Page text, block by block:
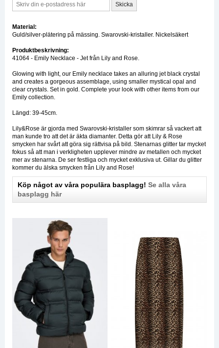
Material:
Guld/silver-plätering på mässing. Swarovski-kristaller. Nickelsäkert
Produktbeskrivning:
41064 - Emily Necklace - Jet från Lily and Rose.
Glowing with light, our Emily necklace takes an alluring jet black crystal
and creates a gorgeous assemblage, using smaller mystical opal and
clear crystals. Set in gold. Complete your look with other items from our
Emily collection.
Längd: 39-45cm.
Lily&Rose är gjorda med Swarovski-kristaller som skimrar så vackert att
man kunde tro att det är äkta diamanter. Detta gör att Lily & Rose
smycken har svårt att göra sig rättvisa på bild. Stenarnas glitter tar mycket
fokus så att man i verkligheten upplever mindre av metallen och mycket
mer av stenarna. De ser festliga och mycket exklusiva ut. Gillar du glitter
kommer du älska smycken från Lily and Rose!
Köp något av våra populära basplagg! Se alla våra
basplagg här